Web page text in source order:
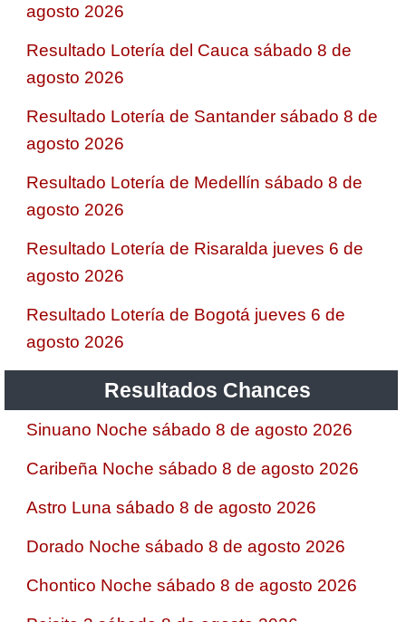
agosto 2026
Resultado Lotería del Cauca sábado 8 de
agosto 2026
Resultado Lotería de Santander sábado 8 de
agosto 2026
Resultado Lotería de Medellín sábado 8 de
agosto 2026
Resultado Lotería de Risaralda jueves 6 de
agosto 2026
Resultado Lotería de Bogotá jueves 6 de
agosto 2026
Resultados Chances
Sinuano Noche sábado 8 de agosto 2026
Caribeña Noche sábado 8 de agosto 2026
Astro Luna sábado 8 de agosto 2026
Dorado Noche sábado 8 de agosto 2026
Chontico Noche sábado 8 de agosto 2026